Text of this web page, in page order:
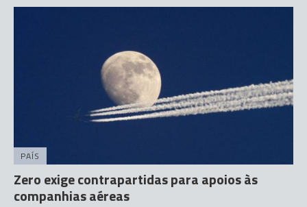
PAÍS
Zero exige contrapartidas para apoios às
companhias aéreas